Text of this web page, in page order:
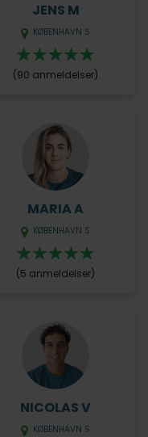
JENS M
KØBENHAVN S
(90 anmeldelser)
MARIA A
KØBENHAVN S
(5 anmeldelser)
NICOLAS V
KØBENHAVN S